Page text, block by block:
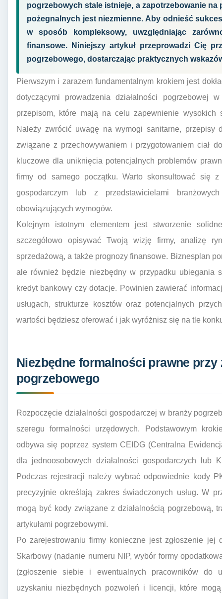
pogrzebowych stale istnieje, a zapotrzebowanie
pożegnalnych jest niezmienne. Aby odnieść
w sposób kompleksowy, uwzględniając
finansowe. Niniejszy artykuł przeprowadzi Cię
pogrzebowego, dostarczając praktycznych
Pierwszym i zarazem fundamentalnym krokiem jest
dotyczącymi prowadzenia działalności pogrzebowej
przepisom, które mają na celu zapewnienie wysokich
Należy zwrócić uwagę na wymogi sanitarne, przepisy
związane z przechowywaniem i przygotowaniem ciał
kluczowe dla uniknięcia potencjalnych problemów
firmy od samego początku. Warto skonsultować się
gospodarczym lub z przedstawicielami
obowiązujących wymogów.
Kolejnym istotnym elementem jest stworzenie
szczegółowo opisywać Twoją wizję firmy, analizę
sprzedażową, a także prognozy finansowe. Biznesplan
ale również będzie niezbędny w przypadku ubiegania
kredyt bankowy czy dotacje. Powinien zawierać
usługach, strukturze kosztów oraz potencjalnych
wartości będziesz oferować i jak wyróżnisz się na tle
Niezbędne formalności prawne przy
pogrzebowego
Rozpoczęcie działalności gospodarczej w branży
szeregu formalności urzędowych. Podstawowym
odbywa się poprzez system CEIDG (Centralna
dla jednoosobowych działalności gospodarczych lub
Podczas rejestracji należy wybrać odpowiednie kody
precyzyjnie określają zakres świadczonych usług. W
mogą być kody związane z działalnością pogrzebową,
artykułami pogrzebowymi.
Po zarejestrowaniu firmy konieczne jest zgłoszenie
Skarbowy (nadanie numeru NIP, wybór formy
(zgłoszenie siebie i ewentualnych pracowników do
uzyskaniu niezbędnych pozwoleń i licencji, które